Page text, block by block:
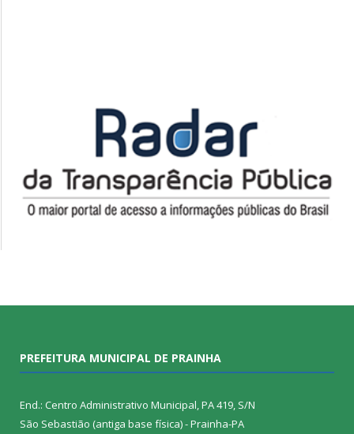
PREFEITURA MUNICIPAL DE PRAINHA
End.: Centro Administrativo Municipal, PA 419, S/N
São Sebastião (antiga base física) - Prainha-PA